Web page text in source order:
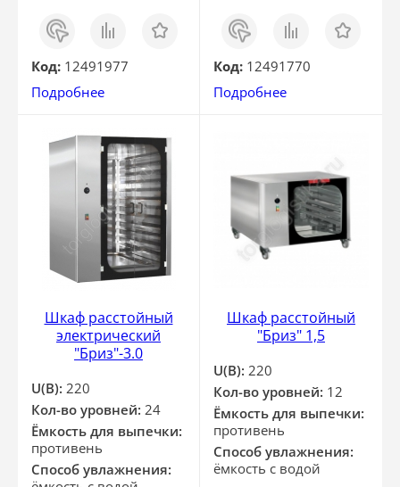
Заказ
в 1
клик
Сравнить Отложить
Код: 12491977
Подробнее
Заказ
в 1
клик
Сравнить Отложить
Код: 12491770
Подробнее
Шкаф расстойный
электрический
"Бриз"-3.0
U(В): 220
Кол-во уровней: 24
Ёмкость для выпечки:
противень
Способ увлажнения:
Шкаф расстойный
"Бриз" 1,5
U(В): 220
Кол-во уровней: 12
Ёмкость для выпечки:
противень
Способ увлажнения:
ёмкость с водой